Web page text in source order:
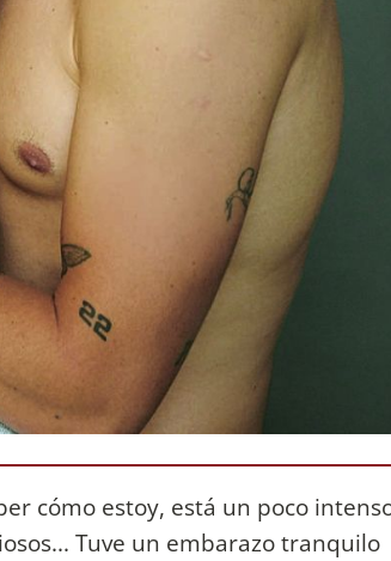
cómo estoy, está un poco
Tuve un embarazo tranquilo